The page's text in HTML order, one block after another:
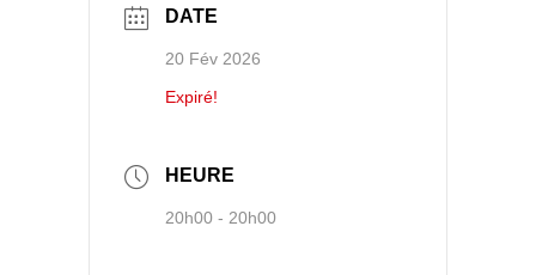
DATE
20 Fév 2026
Expiré!
HEURE
20h00 - 20h00